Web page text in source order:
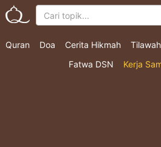
Quran Doa Cerita Hikmah
Fatwa DSN
Kerja